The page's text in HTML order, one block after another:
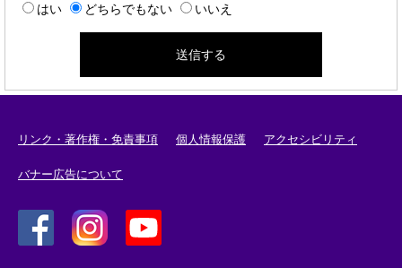
はい
どちらでもない いいえ
リンク・著作権・免責事項 個人情報保護 アクセシビリティ
バナー広告について